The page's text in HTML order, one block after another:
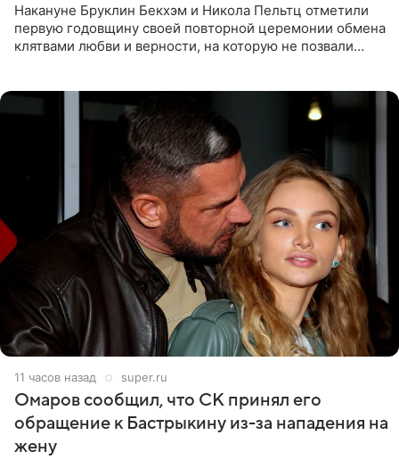
Накануне Бруклин Бекхэм и Никола Пельтц отметили
первую годовщину своей повторной церемонии обмена
клятвами любви и верности, на которую не позвали
11 часов назад super.ru
Омаров сообщил, что СК принял его
обращение к Бастрыкину из-за нападения на
жену